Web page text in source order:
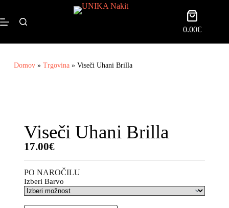
0.00€
Domov» Trgovina» Viseči Uhani Brilla
Viseči Uhani Brilla
17.00€
PO NAROČILU
Izberi Barvo